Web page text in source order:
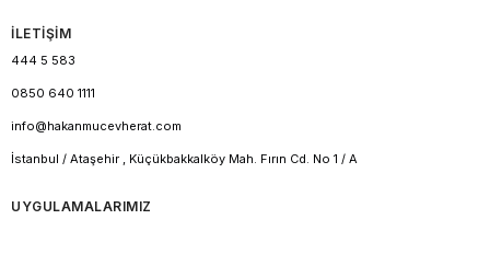
İLETİŞİM
444 5 583
0850 640 1111
info@hakanmucevherat.com
İstanbul / Ataşehir , Küçükbakkalköy Mah. Fırın Cd. No 1 / A
UYGULAMALARIMIZ